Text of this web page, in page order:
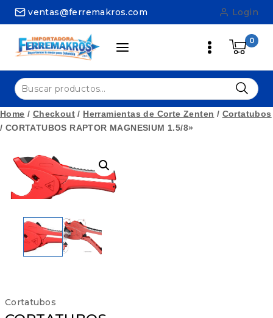
Skip
ventas@ferremakros.com Login
0
Buscar
por:
Home / Checkout / Herramientas de Corte Zenten / Cortatubos
/ CORTATUBOS RAPTOR MAGNESIUM 1.5/8»
Cortatubos